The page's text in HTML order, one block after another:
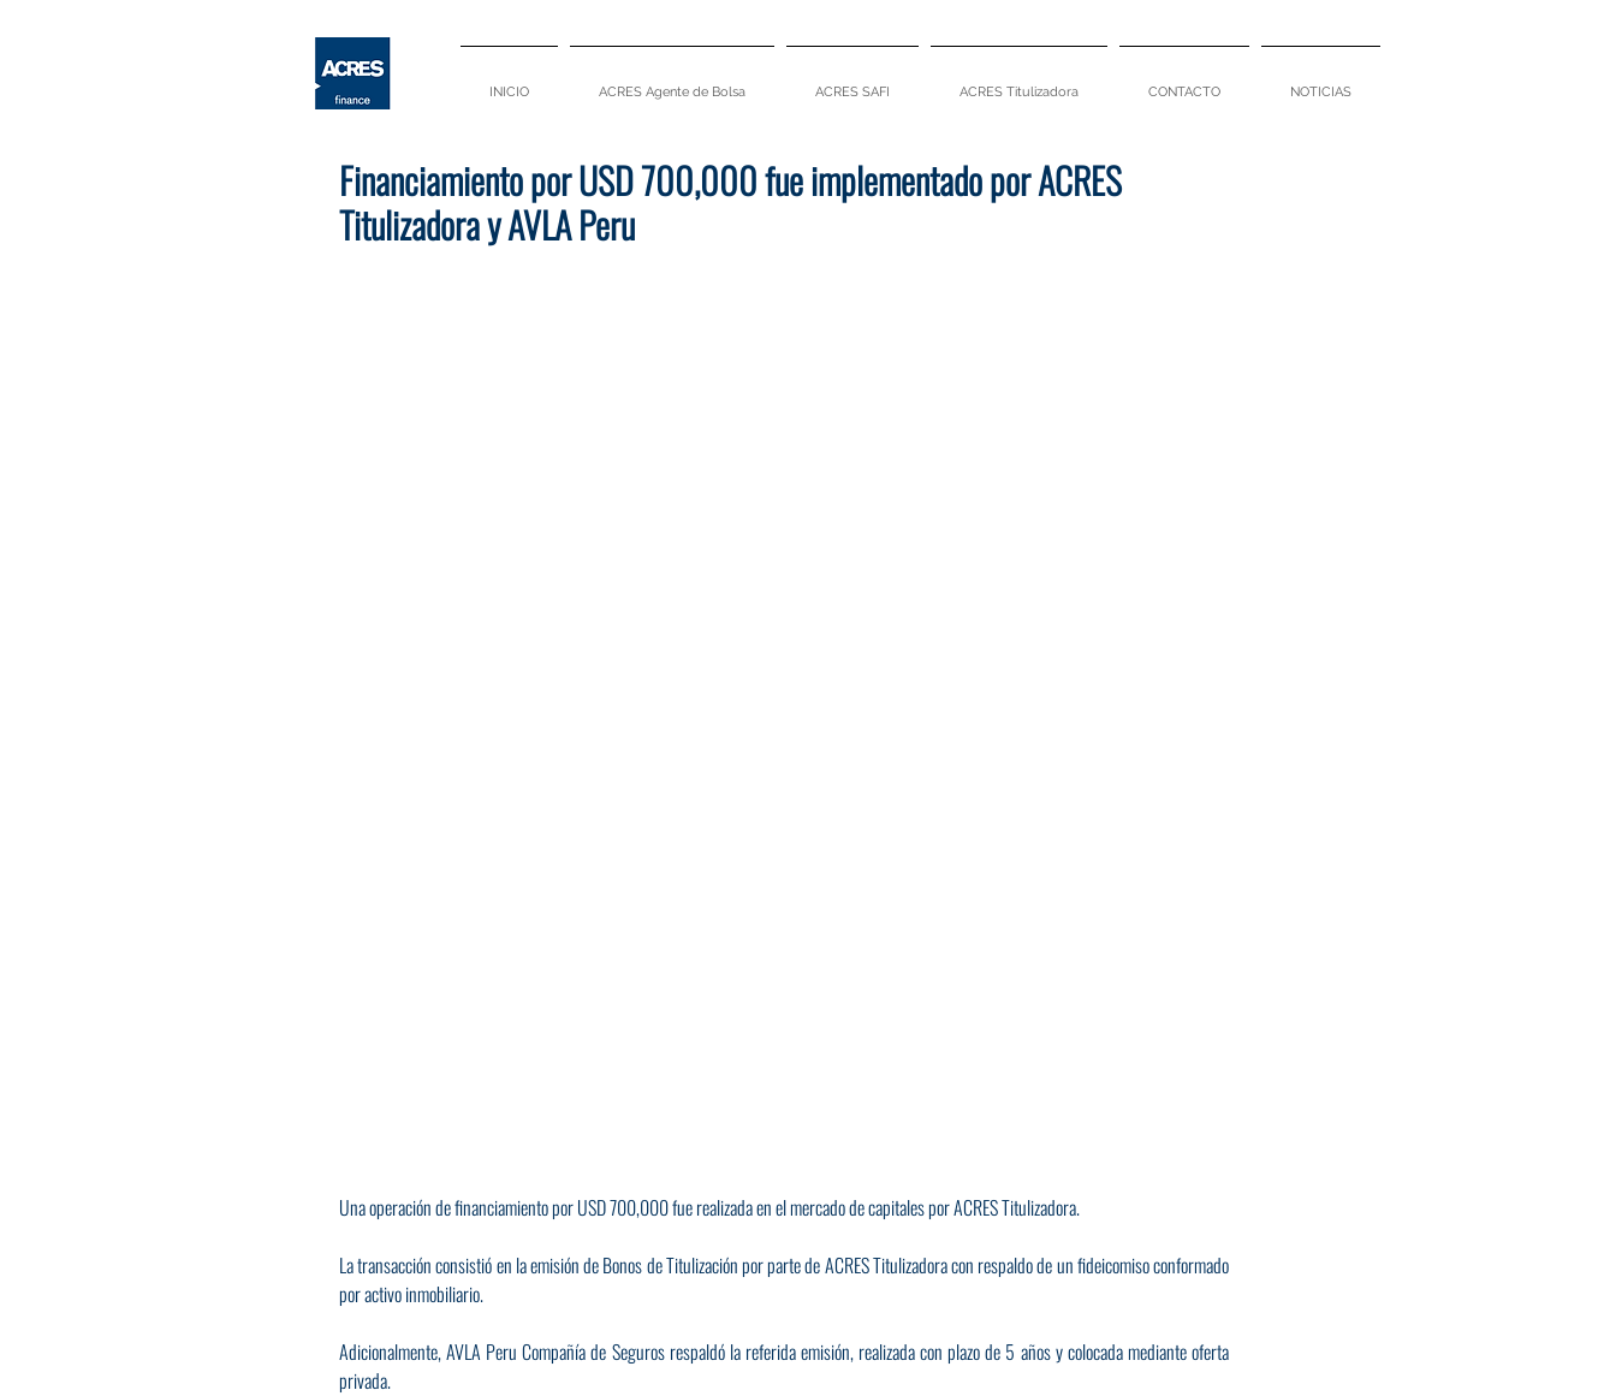
INICIO ACRES Agente de Bolsa ACRES SAFI ACRES Titulizadora CONTACTO NOTICIAS
Financiamiento por USD 700,000 fue implementado por ACRES
Titulizadora y AVLA Peru
Una operación de financiamiento por USD 700,000 fue realizada en el mercado de capitales por ACRES Titulizadora.
La transacción consistió en la emisión de Bonos de Titulización por parte de ACRES Titulizadora con respaldo de un fideicomiso conformado
por activo inmobiliario.
Adicionalmente, AVLA Peru Compañía de Seguros respaldó la referida emisión, realizada con plazo de 5 años y colocada mediante oferta
privada.